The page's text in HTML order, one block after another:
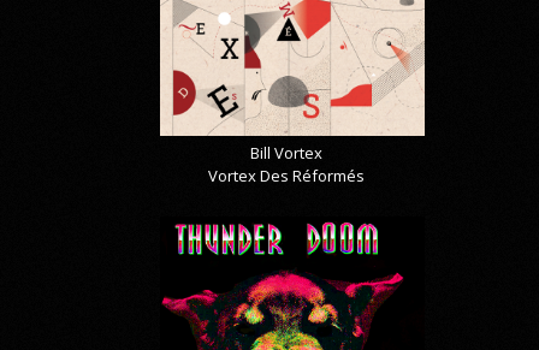
Bill Vortex
Vortex Des Réformés